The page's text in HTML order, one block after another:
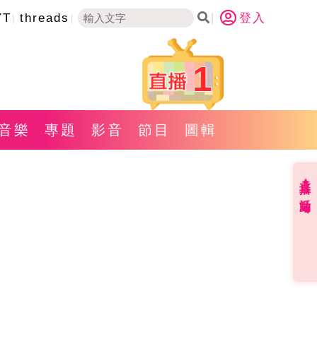
threads 登入
1
樂 專題 影音 節目 圖輯
直播✦活動